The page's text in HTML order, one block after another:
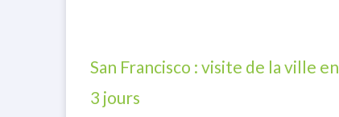
San Francisco : visite de la ville en
3 jours